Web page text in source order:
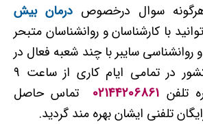
سوال درخصوص درمان بیش
با کارشناسان و روانشناسان متبحر
روانشناسی سایبر با چند شعبه فعال در
شهرهای مختلف کشور در تمامی ایام کاری از ساعت 9
02144206861
تماس حاصل
تلفنی ایشان بهره مند گردید.